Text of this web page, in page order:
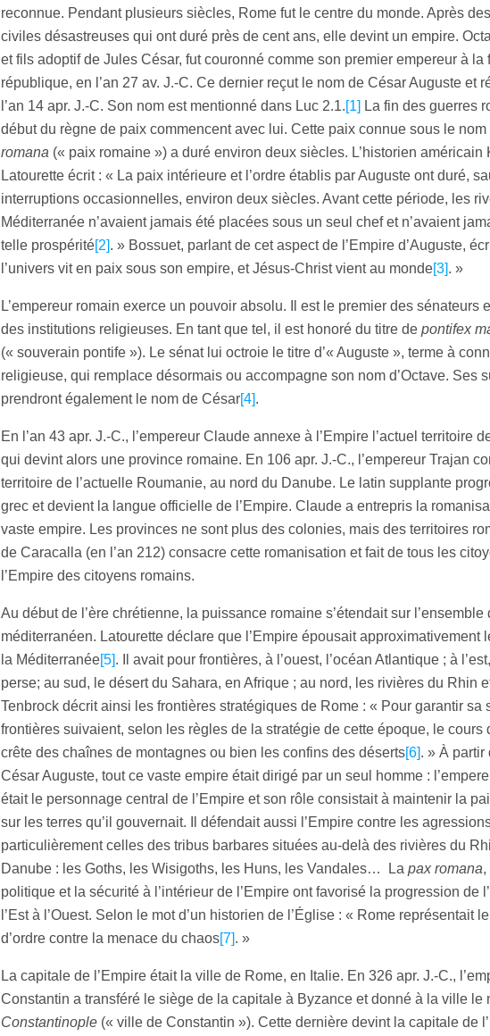
reconnue. Pendant plusieurs siècles, Rome fut le centre du monde. Après
civiles désastreuses qui ont duré près de cent ans, elle devint un empire.
et fils adoptif de Jules César, fut couronné comme son premier empereur à la
république, en l’an 27 av. J.-C. Ce dernier reçut le nom de César Auguste et
l’an 14 apr. J.-C. Son nom est mentionné dans Luc 2.1.[1] La fin des guerres
début du règne de paix commencent avec lui. Cette paix connue sous le nom
romana (« paix romaine ») a duré environ deux siècles. L’historien américain
Latourette écrit : « La paix intérieure et l’ordre établis par Auguste ont duré,
interruptions occasionnelles, environ deux siècles. Avant cette période, les
Méditerranée n’avaient jamais été placées sous un seul chef et n’avaient
telle prospérité[2]. » Bossuet, parlant de cet aspect de l’Empire d’Auguste,
l’univers vit en paix sous son empire, et Jésus-Christ vient au monde[3]. »
L’empereur romain exerce un pouvoir absolu. Il est le premier des sénateurs
des institutions religieuses. En tant que tel, il est honoré du titre de pontifex
(« souverain pontife »). Le sénat lui octroie le titre d’« Auguste », terme à
religieuse, qui remplace désormais ou accompagne son nom d’Octave. Ses
prendront également le nom de César[4].
En l’an 43 apr. J.-C., l’empereur Claude annexe à l’Empire l’actuel territoire
qui devint alors une province romaine. En 106 apr. J.-C., l’empereur Trajan
territoire de l’actuelle Roumanie, au nord du Danube. Le latin supplante
grec et devient la langue officielle de l’Empire. Claude a entrepris la
vaste empire. Les provinces ne sont plus des colonies, mais des territoires
de Caracalla (en l’an 212) consacre cette romanisation et fait de tous les
l’Empire des citoyens romains.
Au début de l’ère chrétienne, la puissance romaine s’étendait sur l’ensemble
méditerranéen. Latourette déclare que l’Empire épousait approximativement
la Méditerranée[5]. Il avait pour frontières, à l’ouest, l’océan Atlantique ; à
perse; au sud, le désert du Sahara, en Afrique ; au nord, les rivières du Rhin
Tenbrock décrit ainsi les frontières stratégiques de Rome : « Pour garantir sa
frontières suivaient, selon les règles de la stratégie de cette époque, le cours
crête des chaînes de montagnes ou bien les confins des déserts[6]. » À partir
César Auguste, tout ce vaste empire était dirigé par un seul homme :
était le personnage central de l’Empire et son rôle consistait à maintenir la
sur les terres qu’il gouvernait. Il défendait aussi l’Empire contre les
particulièrement celles des tribus barbares situées au-delà des rivières du
Danube : les Goths, les Wisigoths, les Huns, les Vandales… La pax romana,
politique et la sécurité à l’intérieur de l’Empire ont favorisé la progression de
l’Est à l’Ouest. Selon le mot d’un historien de l’Église : « Rome représentait
d’ordre contre la menace du chaos[7]. »
La capitale de l’Empire était la ville de Rome, en Italie. En 326 apr. J.-C.,
Constantin a transféré le siège de la capitale à Byzance et donné à la ville le
Constantinople (« ville de Constantin »). Cette dernière devint la capitale de